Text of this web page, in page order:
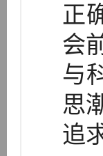
正
会
与
思
追